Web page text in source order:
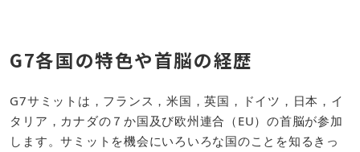
G7各国の特色や首脳の経歴
G7サミットは，フランス，米国，英国，ドイツ，日本，イ
タリア，カナダの７か国及び欧州連合（EU）の首脳が参加
します。サミットを機会にいろいろな国のことを知るきっ